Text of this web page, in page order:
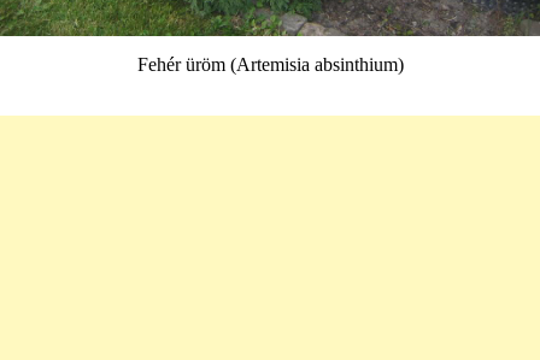
Fehér üröm (Artemisia absinthium)